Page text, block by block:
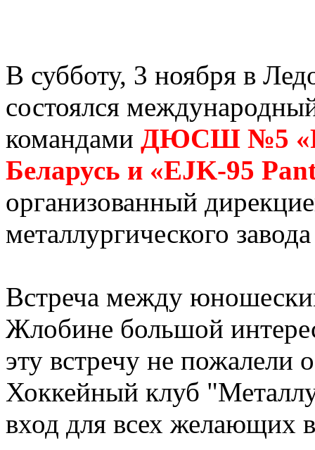
В субботу, 3 ноября в
состоялся
командами ДЮСШ №5
Беларусь и «EJK-95
организованный
металлургического
Встреча между
Жлобине большой
эту встречу не пожалели
Хоккейный клуб
вход для всех желающих